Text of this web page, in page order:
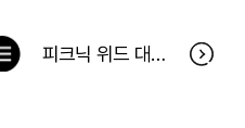
피크닉 위드 대디 이벤트 당첨자